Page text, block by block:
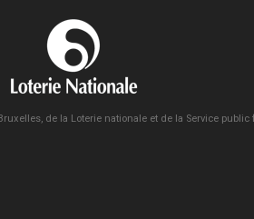
de la Loterie nationale et de la Service